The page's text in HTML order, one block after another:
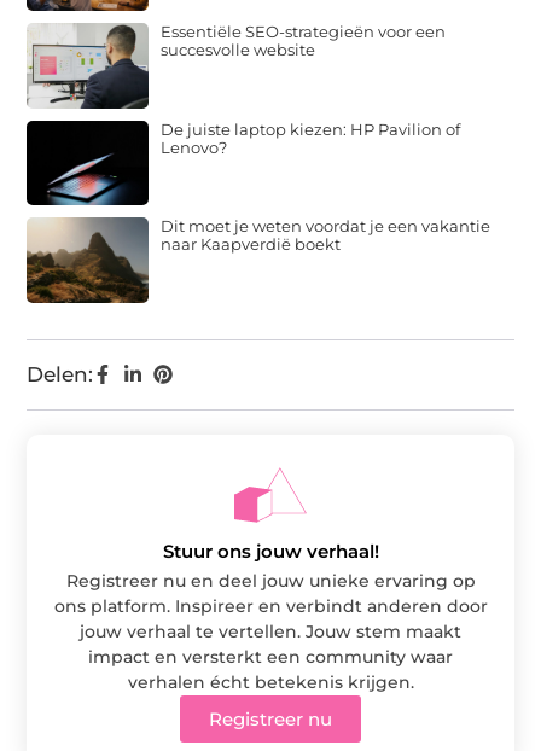
Delen:
Essentiële SEO-strategieën voor een
succesvolle website
De juiste laptop kiezen: HP Pavilion of
Lenovo?
Dit moet je weten voordat je een vakantie
naar Kaapverdië boekt
Stuur ons jouw verhaal!
Registreer nu en deel jouw unieke ervaring op
ons platform. Inspireer en verbindt anderen door
jouw verhaal te vertellen. Jouw stem maakt
impact en versterkt een community waar
verhalen écht betekenis krijgen.
Registreer nu